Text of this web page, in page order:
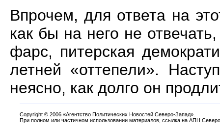
Впрочем, для ответа на
как бы на него не
фарс, питерская
летней «оттепели».
неясно, как долго он
Copyright © 2006 «Агентство Политических Новостей Северо-Запад».
При полном или частичном использовании материалов, ссылка на АПН